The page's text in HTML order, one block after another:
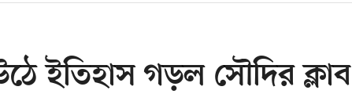
ইতিহাস গড়ল সৌদির ক্লাব